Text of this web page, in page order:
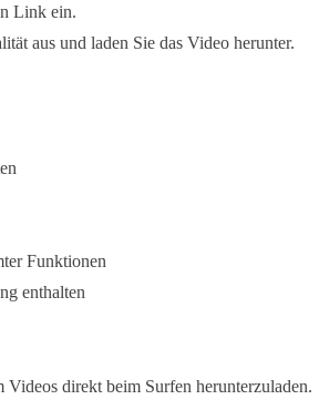
Link ein.
aus und laden Sie das Video herunter.
Funktionen
enthalten
direkt beim Surfen herunterzuladen.